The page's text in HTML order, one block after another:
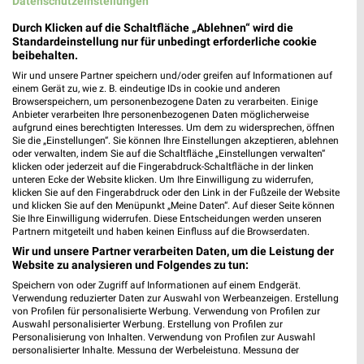
11,5 km
Angebote ab 10.08.
Gültig ab Mo. 10.08.
27,5 km
Spezial-Prospekt der Marken
Gültig bis Fr. 21.08.
XXXLutz Zurbrüggen
Durch Klicken auf die Schaltfläche „Ablehnen“ wird die
Standardeinstellung nur für unbedingt erforderliche cookie
beibehalten.
Wir und unsere Partner speichern und/oder greifen auf Informationen auf
einem Gerät zu, wie z. B. eindeutige IDs in cookie und anderen
Browserspeichern, um personenbezogene Daten zu verarbeiten. Einige
Anbieter verarbeiten Ihre personenbezogenen Daten möglicherweise
aufgrund eines berechtigten Interesses. Um dem zu widersprechen, öffnen
Sie die „Einstellungen“. Sie können Ihre Einstellungen akzeptieren, ablehnen
oder verwalten, indem Sie auf die Schaltfläche „Einstellungen verwalten“
klicken oder jederzeit auf die Fingerabdruck-Schaltfläche in der linken
unteren Ecke der Website klicken. Um Ihre Einwilligung zu widerrufen,
klicken Sie auf den Fingerabdruck oder den Link in der Fußzeile der Website
und klicken Sie auf den Menüpunkt „Meine Daten“. Auf dieser Seite können
Sie Ihre Einwilligung widerrufen. Diese Entscheidungen werden unseren
Partnern mitgeteilt und haben keinen Einfluss auf die Browserdaten.
Wir und unsere Partner verarbeiten Daten, um die Leistung der
Website zu analysieren und Folgendes zu tun:
Speichern von oder Zugriff auf Informationen auf einem Endgerät.
Verwendung reduzierter Daten zur Auswahl von Werbeanzeigen. Erstellung
von Profilen für personalisierte Werbung. Verwendung von Profilen zur
Auswahl personalisierter Werbung. Erstellung von Profilen zur
Personalisierung von Inhalten. Verwendung von Profilen zur Auswahl
personalisierter Inhalte. Messung der Werbeleistung. Messung der